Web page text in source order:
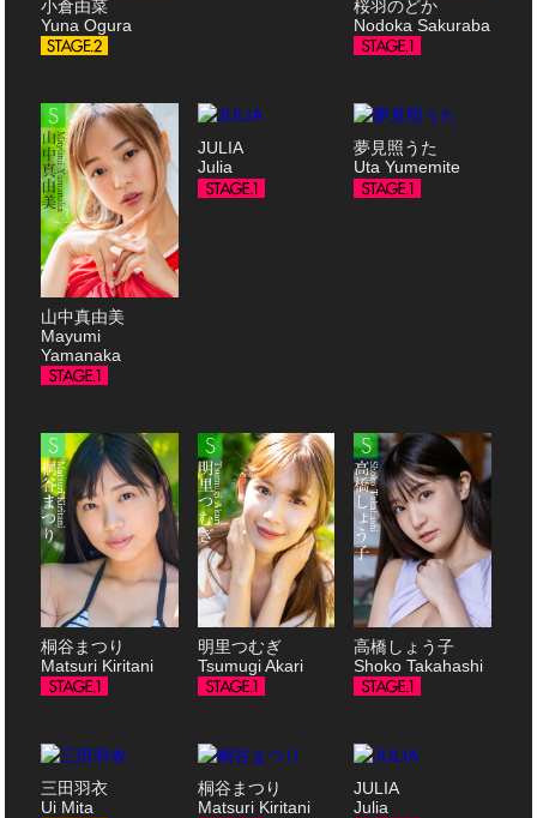
小倉由菜
Yuna Ogura
桜羽のどか
Nodoka Sakuraba
山中真由美
Mayumi
Yamanaka
JULIA
Julia
夢見照うた
Uta Yumemite
桐谷まつり
Matsuri Kiritani
明里つむぎ
Tsumugi Akari
高橋しょう子
Shoko Takahashi
三田羽衣
Ui Mita
桐谷まつり
Matsuri Kiritani
JULIA
Julia